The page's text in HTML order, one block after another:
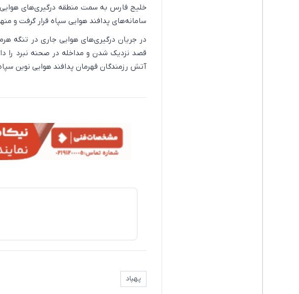
خلیج فارس به سمت منطقه درگیری‌های
سامانه‌های پدافند هوایی سپاه قرار گرفت و
قصد نزدیک شدن و مداخله در صحنه نبرد را
آتش رزمندگان قهرمان پدافند هوایی نوین
پهپاد